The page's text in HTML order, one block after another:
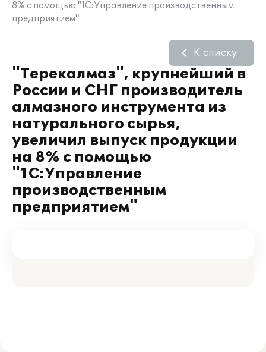
8% с помощью "1С:Управление производственным
предприятием"
"Терекалмаз", крупнейший в
России и СНГ производитель
алмазного инструмента из
натурального сырья,
увеличил выпуск продукции
на 8% с помощью
"1С:Управление
производственным
предприятием"
К списку